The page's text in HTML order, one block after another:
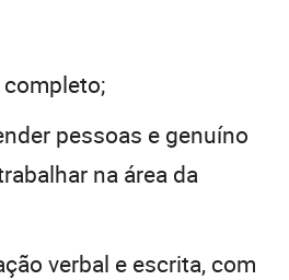
pessoas e genuíno
na área da
verbal e escrita, com